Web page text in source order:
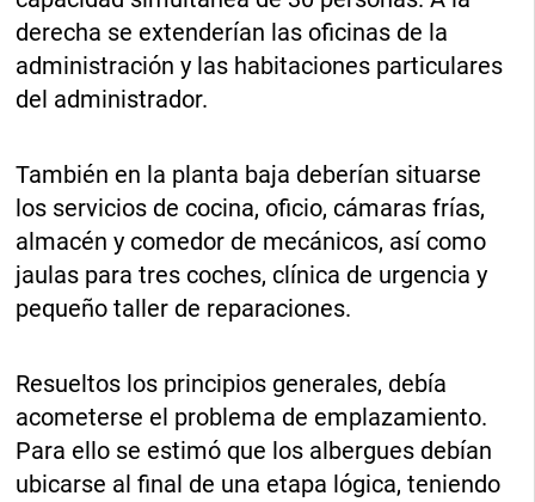
derecha se extenderían las oficinas de la
administración y las habitaciones particulares
del administrador.
También en la planta baja deberían situarse
los servicios de cocina, oficio, cámaras frías,
almacén y comedor de mecánicos, así como
jaulas para tres coches, clínica de urgencia y
pequeño taller de reparaciones.
Resueltos los principios generales, debía
acometerse el problema de emplazamiento.
Para ello se estimó que los albergues debían
ubicarse al final de una etapa lógica, teniendo